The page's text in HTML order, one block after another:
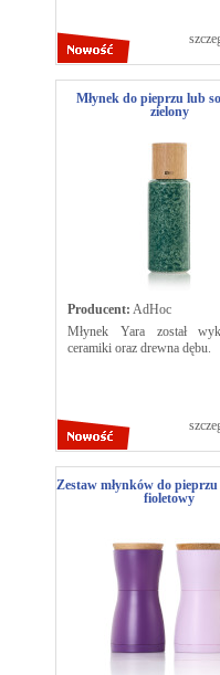
Młynek do pieprzu lub
zielony
Producent: AdHoc
Młynek Yara został
ceramiki oraz drewna dębu.
Zestaw młynków do
fioletowy